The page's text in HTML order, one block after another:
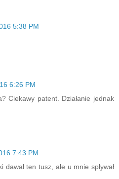
5:38 PM
6:26 PM
Ciekawy patent. Działanie jednak
7:43 PM
dawał ten tusz, ale u mnie spływał